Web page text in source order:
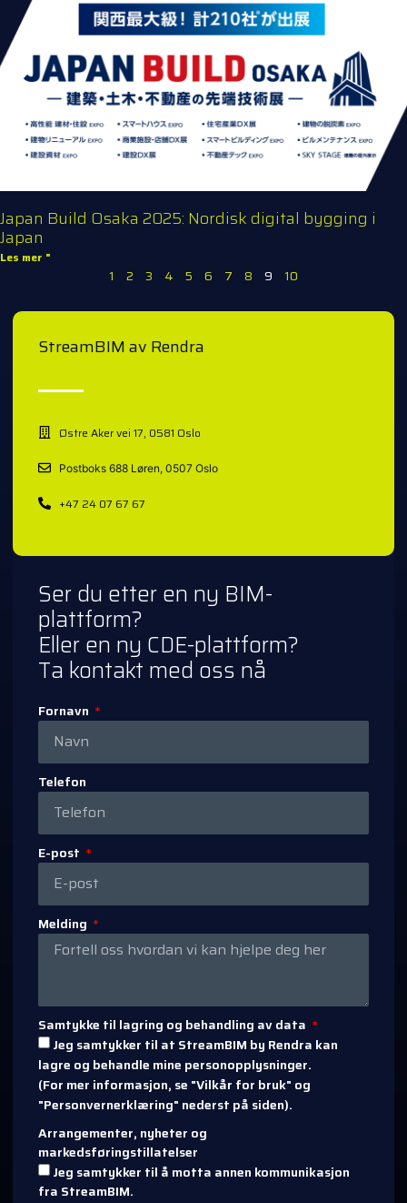
Japan Build Osaka 2025: Nordisk digital bygging i
Japan
Les mer "
1 2 3 4 5 6 7 8 9 10
StreamBIM av Rendra
Østre Aker vei 17, 0581 Oslo
Postboks 688 Løren, 0507 Oslo
+47 24 07 67 67
Ser du etter en ny BIM-
plattform?
Eller en ny CDE-plattform?
Ta kontakt med oss nå
Fornavn
Telefon
E-post
Melding
Samtykke til lagring og behandling av data
Jeg samtykker til at StreamBIM by Rendra kan
lagre og behandle mine personopplysninger.
(For mer informasjon, se "Vilkår for bruk" og
"Personvernerklæring" nederst på siden).
Arrangementer, nyheter og
markedsføringstillatelser
Jeg samtykker til å motta annen kommunikasjon
fra StreamBIM.